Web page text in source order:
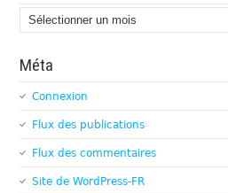
Archives
Méta
Connexion
Flux des publications
Flux des commentaires
Site de WordPress-FR